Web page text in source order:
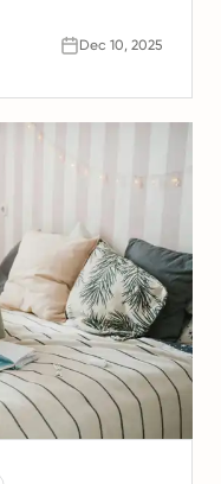
et de
Espagne.Dec 10, 2025